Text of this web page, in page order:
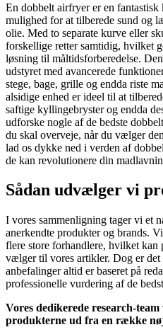
En dobbelt airfryer er en
mulighed for at tilberede sund og
olie. Med to separate kurve eller
forskellige retter samtidig, hvilket
løsning til måltidsforberedelse.
udstyret med avancerede
stege, bage, grille og endda riste
alsidige enhed er ideel til at
saftige kyllingebryster og endda
udforske nogle af de bedste
du skal overveje, når du vælger
lad os dykke ned i verden af
de kan revolutionere din
Sådan udvælger vi
I vores sammenligning tager vi et
anerkendte produkter og brands.
flere store forhandlere, hvilket
vælger til vores artikler. Dog er det
anbefalinger altid er baseret på
professionelle vurdering af de
Vores dedikerede research-
produkterne ud fra en række